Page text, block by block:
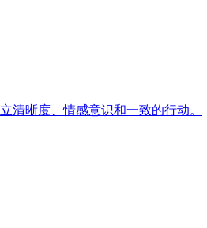
清晰度、情感意识和一致的行动。